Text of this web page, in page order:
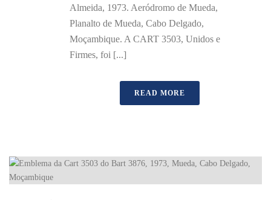
Almeida, 1973. Aeródromo de Mueda,
Planalto de Mueda, Cabo Delgado,
Moçambique. A CART 3503, Unidos e
Firmes, foi [...]
READ MORE